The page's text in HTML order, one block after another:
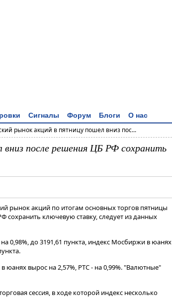
Сигналы Форум Блоги О нас
рынок акций в пятницу пошел вниз пос...
вниз после решения ЦБ РФ сохранить
рынок акций по итогам основных торгов пятницы
ключевую ставку, следует из данных
0,98%, до 3191,61 пункта, индекс Мосбиржи в юанях
вырос на 2,57%, РТС - на 0,99%. "Валютные"
сессия, в ходе которой индекс несколько